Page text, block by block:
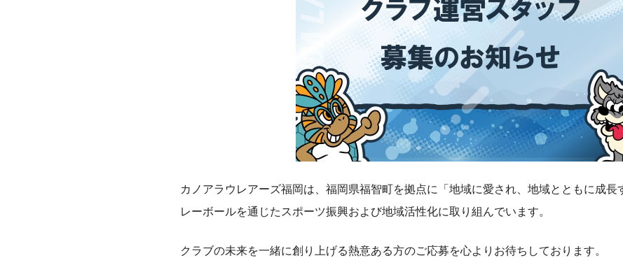
カノアラウレアーズ福岡は、福岡県福智町を拠点に「地域に愛され、地域とともに成長
レーボールを通じたスポーツ振興および地域活性化に取り組んでいます。
クラブの未来を一緒に創り上げる熱意ある方のご応募を心よりお待ちしております。